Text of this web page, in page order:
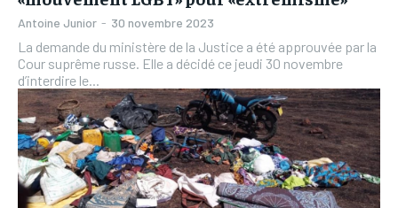
Antoine Junior - 30 novembre 2023
La demande du ministère de la Justice a été approuvée par la
Cour suprême russe. Elle a décidé ce jeudi 30 novembre
d’interdire le...